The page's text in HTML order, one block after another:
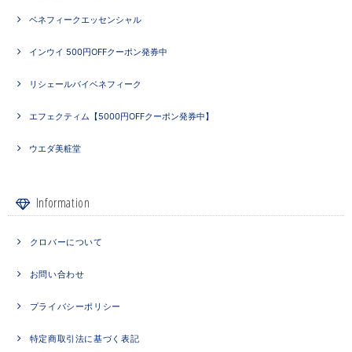
ベネフィークエッセンシャル
インウイ 500円OFFクーポン発券中
リシェールバイベネフィーク
エフェクティム【5000円OFFクーポン発券中】
ウエダ美粧堂
Information
クロバーについて
お問い合わせ
プライバシーポリシー
特定商取引法に基づく表記